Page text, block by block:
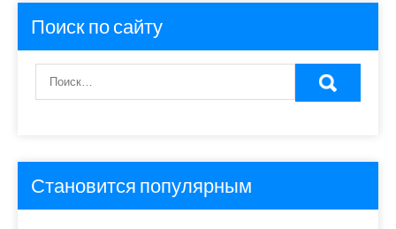
Поиск по сайту
Становится популярным